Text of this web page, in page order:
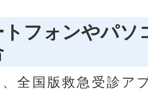
フォンやパソ
全国版救急受診ア